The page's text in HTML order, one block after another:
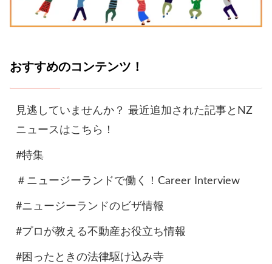
おすすめのコンテンツ！
見逃していませんか？ 最近追加された記事とNZ
ニュースはこちら！
#特集
＃ニュージーランドで働く！Career Interview
#ニュージーランドのビザ情報
#プロが教える不動産お役立ち情報
#困ったときの法律駆け込み寺